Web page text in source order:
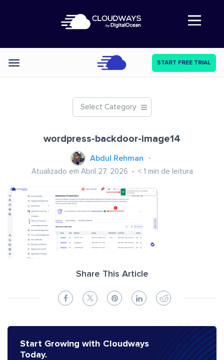
Abre a navegação
Categories START FREE TRIAL
Select Category
wordpress-backdoor-image14
Abdul Rehman
Atualizado em Abril 27, 2026 < 1 min de leitura
Share This Article
Start Growing with Cloudways
Today.